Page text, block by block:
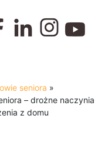
seniora »
– drożne naczynia
z domu